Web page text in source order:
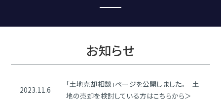
3STEP
お知らせ
2023.11.6
「土地売却相談」ページを公開しました。 土
地の売却を検討している方はこちらから＞